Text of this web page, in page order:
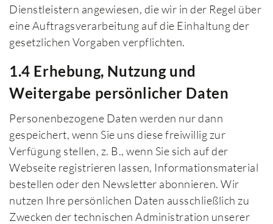
Dienstleistern angewiesen, die wir in der Regel über
eine Auftragsverarbeitung auf die Einhaltung der
gesetzlichen Vorgaben verpflichten.
1.4 Erhebung, Nutzung und
Weitergabe persönlicher Daten
Personenbezogene Daten werden nur dann
gespeichert, wenn Sie uns diese freiwillig zur
Verfügung stellen, z. B., wenn Sie sich auf der
Webseite registrieren lassen, Informationsmaterial
bestellen oder den Newsletter abonnieren. Wir
nutzen Ihre persönlichen Daten ausschließlich zu
Zwecken der technischen Administration unserer